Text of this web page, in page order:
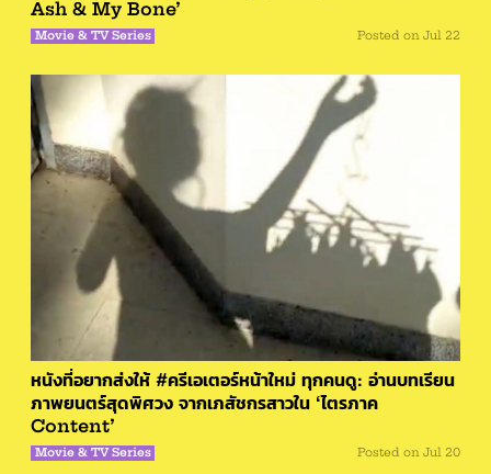
Ash & My Bone’
Movie & TV Series Posted on Jul 22
หนังที่อยากส่งให้ #ครีเอเตอร์หน้าใหม่ ทุกคนดู: อ่านบทเรียน
ภาพยนตร์สุดพิศวง จากเภสัชกรสาวใน ‘ไตรภาค
Content’
Movie & TV Series Posted on Jul 20